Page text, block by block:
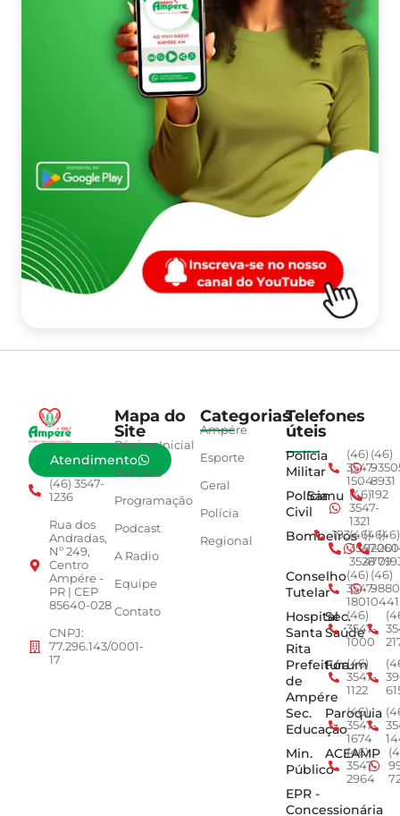
Atendimento
(46) 3547-
1236
Rua dos
Andradas,
Nº 249,
Centro
Ampére -
PR | CEP
85640-028
CNPJ:
77.296.143/0001-
17
Mapa do
Site
Página Inicial
Notícias
Programação
Podcast
A Radio
Equipe
Contato
Categorias
Ampére
Esporte
Geral
Polícia
Regional
Telefones
úteis
Polícia
Militar
(46)
3547-
1504
(46)
8931
Polícia
Civil
Samu (46)
3547-
1321
192
Bombeiros
193(46)
3547-
3528
(46)
4779
(46)
Conselho
Tutelar
(46)
3547-
1801
(46)
0441
Hospital
Santa
Rita
Sec.
Saúde
(46)
3547-
1000
Prefeitura
de
Ampére
Fórum
(46)
3547-
1122
Sec.
Educação
Paroquia
(46)
3547-
1674
Min.
Público
ACEAMP
(46)
3547-
2964
EPR -
Concessionária